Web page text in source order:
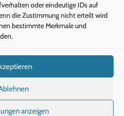
oder eindeutige IDs auf
die Zustimmung nicht erteilt wird
bestimmte Merkmale und
anzeigen